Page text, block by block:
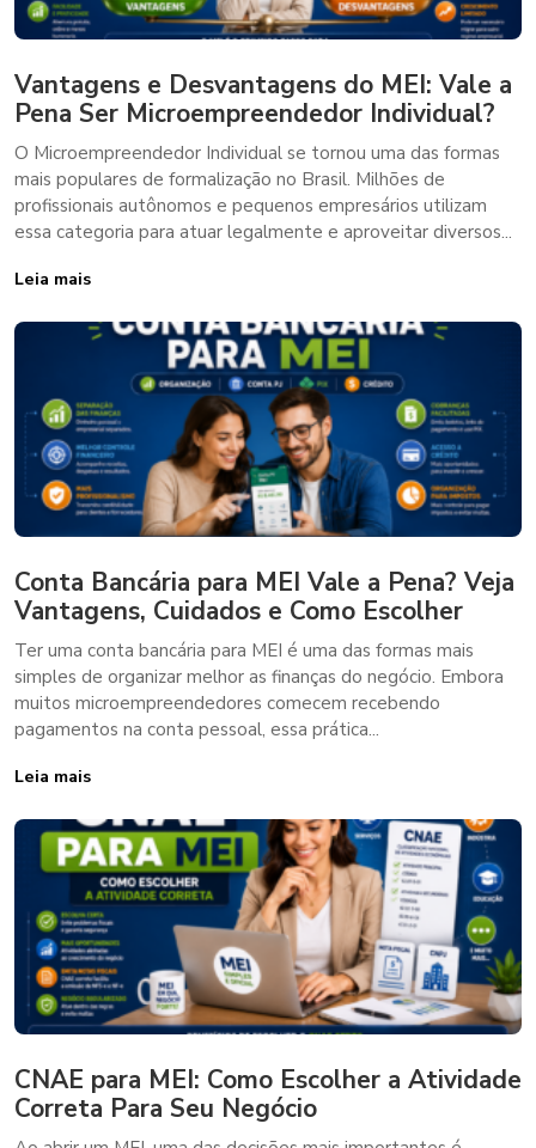
Vantagens e Desvantagens do MEI: Vale a
Pena Ser Microempreendedor Individual?
O Microempreendedor Individual se tornou uma das formas
mais populares de formalização no Brasil. Milhões de
profissionais autônomos e pequenos empresários utilizam
essa categoria para atuar legalmente e aproveitar diversos...
Leia mais
Conta Bancária para MEI Vale a Pena? Veja
Vantagens, Cuidados e Como Escolher
Ter uma conta bancária para MEI é uma das formas mais
simples de organizar melhor as finanças do negócio. Embora
muitos microempreendedores comecem recebendo
pagamentos na conta pessoal, essa prática...
Leia mais
CNAE para MEI: Como Escolher a Atividade
Correta Para Seu Negócio